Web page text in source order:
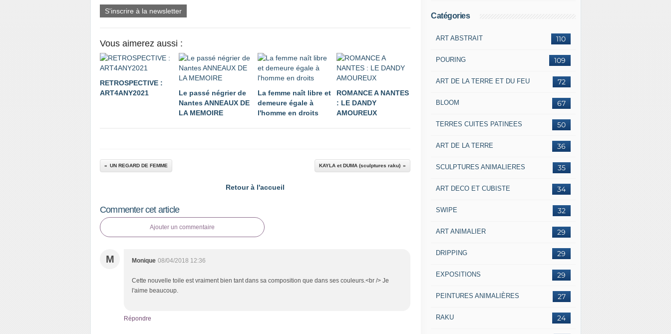
S'inscrire à la newsletter
Vous aimerez aussi :
RETROSPECTIVE :
ART4ANY2021
Le passé négrier de
Nantes ANNEAUX DE
LA MEMOIRE
La femme naît libre et
demeure égale à
l'homme en droits
ROMANCE A NANTES
: LE DANDY
AMOUREUX
UN REGARD DE FEMME KAYLA et DUMA (sculptures raku)
Retour à l'accueil
Commenter cet article
Ajouter un commentaire
M Monique 08/04/2018 12:36
Cette nouvelle toile est vraiment bien tant dans sa composition que dans ses couleurs.<br /> Je
l'aime beaucoup.
Répondre
Catégories
110
ART ABSTRAIT
109
POURING
72
ART DE LA TERRE ET DU FEU
67
BLOOM
50
TERRES CUITES PATINEES
36
ART DE LA TERRE
35
SCULPTURES ANIMALIERES
34
ART DECO ET CUBISTE
32
SWIPE
29
ART ANIMALIER
29
DRIPPING
29
EXPOSITIONS
27
PEINTURES ANIMALIÈRES
24
RAKU